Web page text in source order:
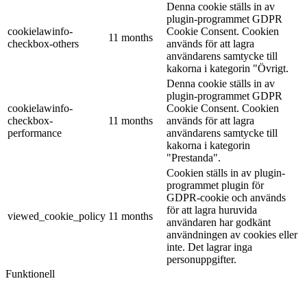
cookielawinfo-
checkbox-others
11 months
Denna cookie ställs in av
plugin-programmet GDPR
Cookie Consent. Cookien
används för att lagra
användarens samtycke till
kakorna i kategorin "Övrigt.
cookielawinfo-
checkbox-
performance
11 months
Denna cookie ställs in av
plugin-programmet GDPR
Cookie Consent. Cookien
används för att lagra
användarens samtycke till
kakorna i kategorin
"Prestanda".
viewed_cookie_policy 11 months
Cookien ställs in av plugin-
programmet plugin för
GDPR-cookie och används
för att lagra huruvida
användaren har godkänt
användningen av cookies eller
inte. Det lagrar inga
personuppgifter.
Funktionell